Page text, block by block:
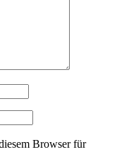
Browser für